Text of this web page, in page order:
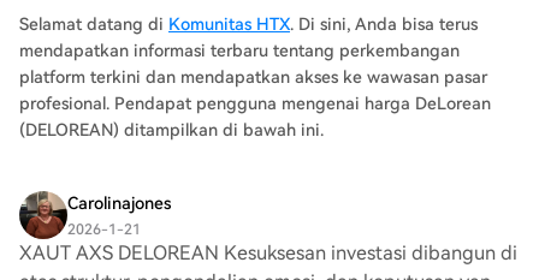
Selamat datang di Komunitas HTX. Di sini, Anda bisa terus
mendapatkan informasi terbaru tentang perkembangan
platform terkini dan mendapatkan akses ke wawasan pasar
profesional. Pendapat pengguna mengenai harga DeLorean
(DELOREAN) ditampilkan di bawah ini.
Carolinajones
2026-1-21
XAUT AXS DELOREAN Kesuksesan investasi dibangun di